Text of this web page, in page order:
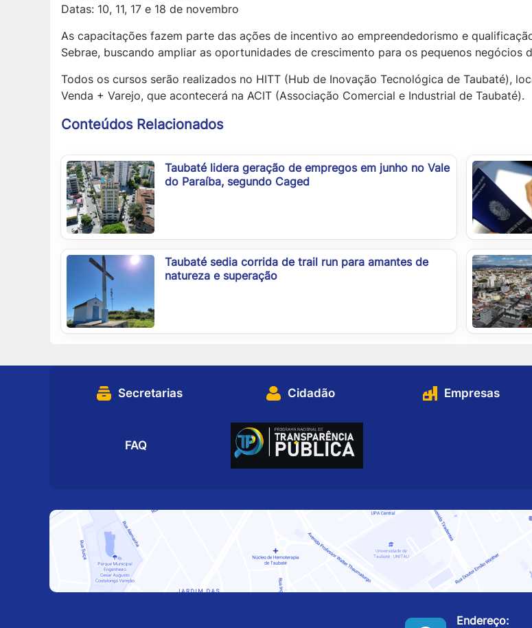
Datas: 10, 11, 17 e 18 de novembro
As capacitações fazem parte das ações de incentivo ao empreendedorismo e
Sebrae, buscando ampliar as oportunidades de crescimento para os pequenos negócios
Todos os cursos serão realizados no HITT (Hub de Inovação Tecnológica de Taubaté),
Venda + Varejo, que acontecerá na ACIT (Associação Comercial e Industrial de Taubaté).
Conteúdos Relacionados
Taubaté lidera geração de empregos em junho no Vale
do Paraíba, segundo Caged
Taubaté sedia corrida de trail run para amantes de
natureza e superação
Secretarias Cidadão Empresas
FAQ
Endereço: